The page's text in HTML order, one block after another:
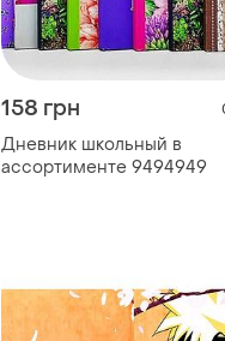
158 грн
Дневник школьный в
ассортименте 9494949